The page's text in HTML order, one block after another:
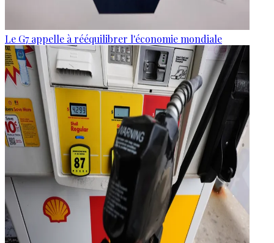
Le G7 appelle à rééquilibrer l'économie mondiale